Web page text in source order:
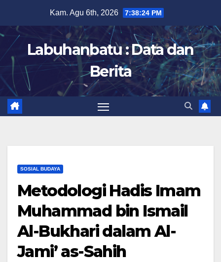
content
Kam. Agu 6th, 2026 7:38:25 PM
Labuhanbatu : Data dan
Berita
SOSIAL BUDAYA
Metodologi Hadis Imam
Muhammad bin Ismail
Al-Bukhari dalam Al-
Jami’ as-Sahih